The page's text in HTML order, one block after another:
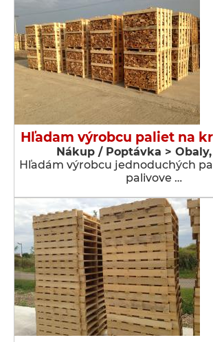
Hľadam výrobcu paliet na
Nákup / Poptávka >
Hľadám výrobcu jednoduchých
palivove …